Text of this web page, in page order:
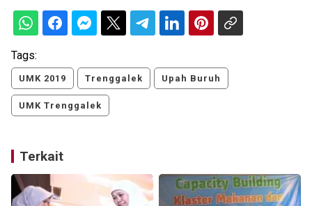
Tags:
UMK 2019 Trenggalek Upah Buruh
UMK Trenggalek
Terkait